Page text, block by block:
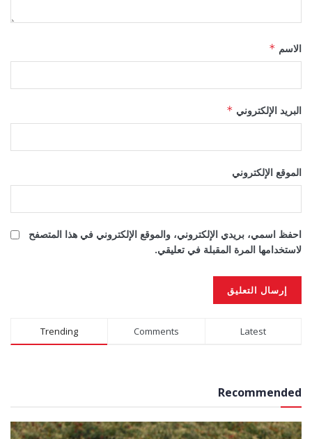
الاسم *
البريد الإلكتروني *
الموقع الإلكتروني
احفظ اسمي، بريدي الإلكتروني، والموقع الإلكتروني في هذا المتصفح
لاستخدامها المرة المقبلة في تعليقي.
Alternative:
Trending Comments Latest
Recommended